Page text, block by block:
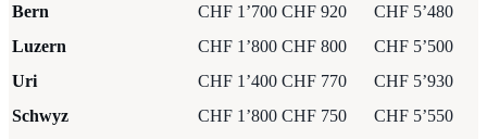
Bern
CHF 1’700 CHF 920
CHF 5’480
Luzern
CHF 1’800 CHF 800
CHF 5’500
Uri
CHF 1’400 CHF 770
CHF 5’930
Schwyz
CHF 1’800 CHF 750
CHF 5’550